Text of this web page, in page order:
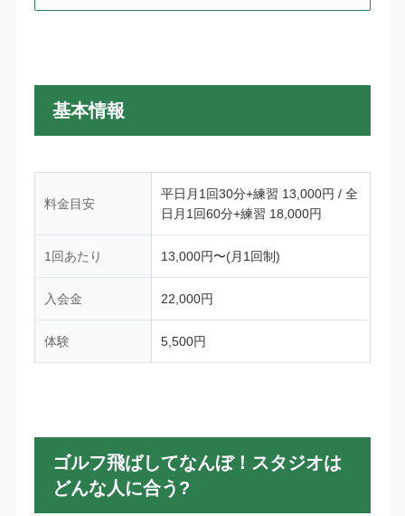
基本情報
料金目安
平日月1回30分+練習 13,000円 / 全
日月1回60分+練習 18,000円
1回あたり 13,000円〜(月1回制)
入会金 22,000円
体験 5,500円
ゴルフ飛ばしてなんぼ！スタジオは
どんな人に合う?